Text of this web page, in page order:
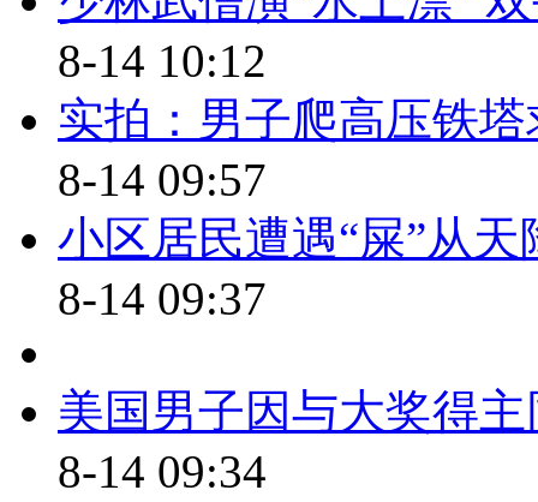
店，自己也没有见过他。
【同期声】北京奇经堂呼家
原来我们是个体经营的一个
有任何关系
【解说】公开资料显示，
学学习。该校现已更名为光明
经查询，1989年该校毕业生名单
上学但因未参加毕业考试或未领
13日，在北京奇经堂网站上
8-14 10:12
实拍：男子爬高压铁
8-14 09:57
小区居民遭遇“屎”从
8-14 09:37
美国男子因与大奖得
8-14 09:34